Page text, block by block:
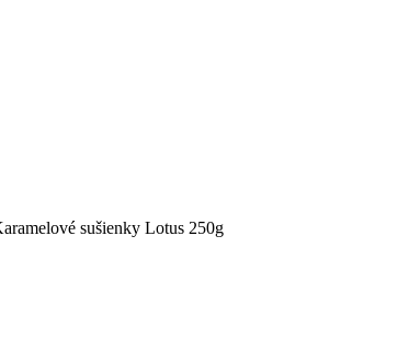
sušienky Lotus 250g